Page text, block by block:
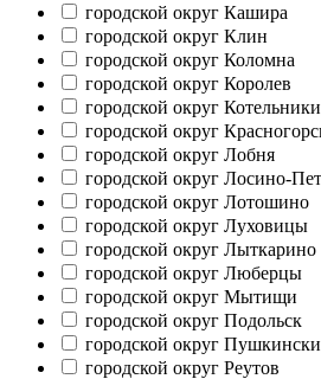
городской округ Кашира
городской округ Клин
городской округ Коломна
городской округ Королев
городской округ Котельники
городской округ
городской округ Лобня
городской округ Лосино-
городской округ Лотошино
городской округ Луховицы
городской округ Лыткарино
городской округ Люберцы
городской округ Мытищи
городской округ Подольск
городской округ
городской округ Реутов